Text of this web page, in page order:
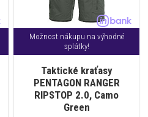
Možnost nákupu na výhodné
splátky!
Taktické kraťasy
PENTAGON RANGER
RIPSTOP 2.0, Camo
Green